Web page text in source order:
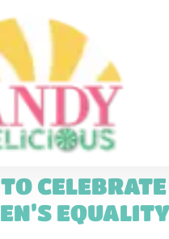
CELEBRATE